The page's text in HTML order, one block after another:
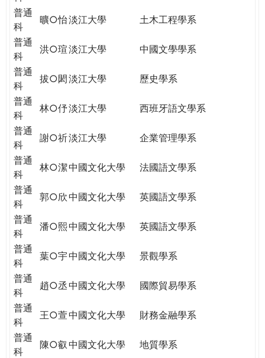
普通
科
曠○怡淡江大學
土木工程學系
普通
科
洪○瑄淡江大學
中國文學學系
普通
科
拔○閎淡江大學
歷史學系
普通
科
林○伃淡江大學
西班牙語文學系
普通
科
謝○祈淡江大學
企業管理學系
普通
科
林○潔中國文化大學
法國語文學系
普通
科
郭○欣中國文化大學
英國語文學系
普通
科
潘○熙中國文化大學
英國語文學系
普通
科
葉○宇中國文化大學
景觀學系
普通
科
趙○丞中國文化大學
國際貿易學系
普通
科
王○萱中國文化大學
財務金融學系
普通
科
陳○叡 中國文化大學
地質學系